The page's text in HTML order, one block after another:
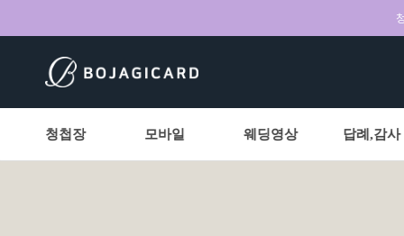
청첩장 모바일 웨딩영상 답례,감사